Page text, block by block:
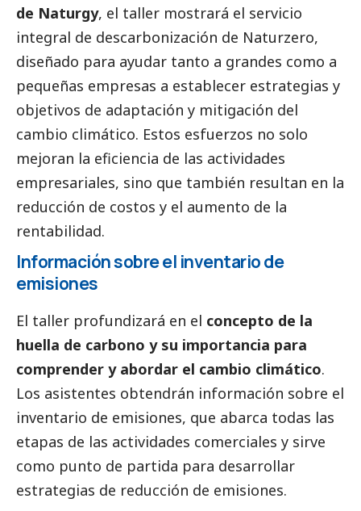
de Naturgy, el taller mostrará el servicio
integral de descarbonización de Naturzero,
diseñado para ayudar tanto a grandes como a
pequeñas empresas a establecer estrategias y
objetivos de adaptación y mitigación del
cambio climático. Estos esfuerzos no solo
mejoran la eficiencia de las actividades
empresariales, sino que también resultan en la
reducción de costos y el aumento de la
rentabilidad.
Información sobre el inventario de
emisiones
El taller profundizará en el concepto de la
huella de carbono y su importancia para
comprender y abordar el cambio climático.
Los asistentes obtendrán información sobre el
inventario de emisiones, que abarca todas las
etapas de las actividades comerciales y sirve
como punto de partida para desarrollar
estrategias de reducción de emisiones.